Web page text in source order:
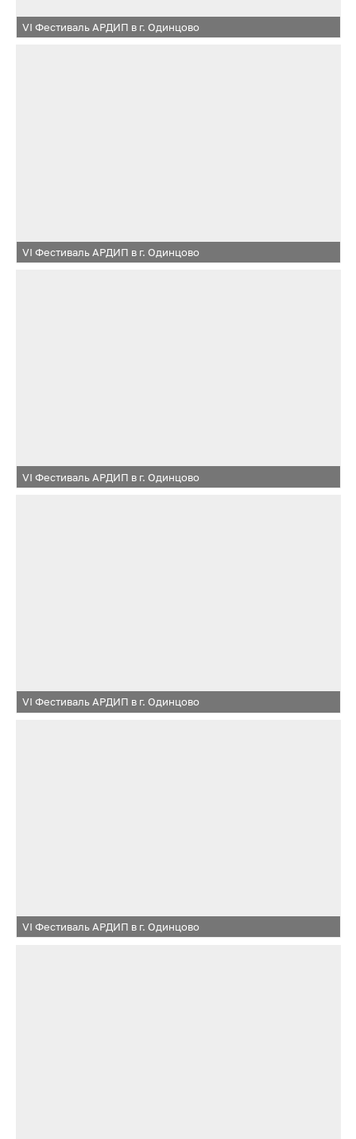
VI Фестиваль АРДИП в г. Одинцово
VI Фестиваль АРДИП в г. Одинцово
VI Фестиваль АРДИП в г. Одинцово
VI Фестиваль АРДИП в г. Одинцово
VI Фестиваль АРДИП в г. Одинцово